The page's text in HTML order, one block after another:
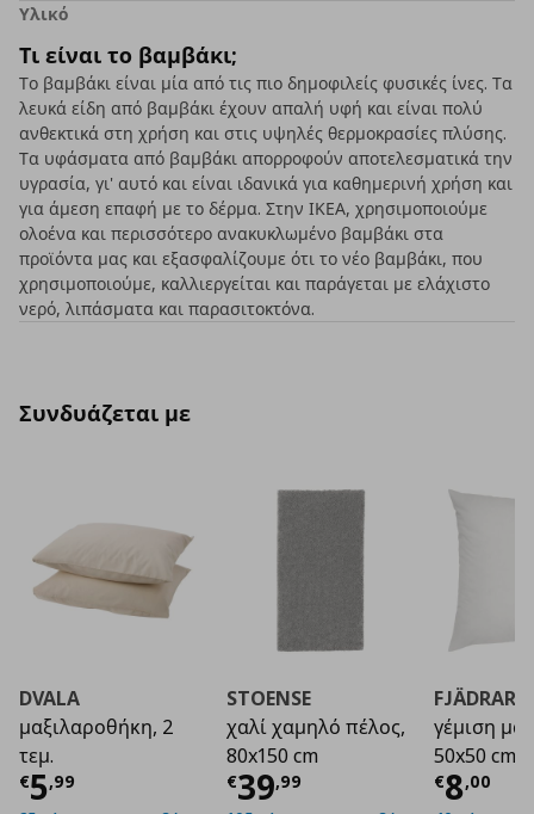
Υλικό
Τι είναι το βαμβάκι;
Το βαμβάκι είναι μία από τις πιο δημοφιλείς φυσικές ίνες. Τα
λευκά είδη από βαμβάκι έχουν απαλή υφή και είναι πολύ
ανθεκτικά στη χρήση και στις υψηλές θερμοκρασίες πλύσης.
Τα υφάσματα από βαμβάκι απορροφούν αποτελεσματικά την
υγρασία, γι' αυτό και είναι ιδανικά για καθημερινή χρήση και
για άμεση επαφή με το δέρμα. Στην ΙΚΕΑ, χρησιμοποιούμε
ολοένα και περισσότερο ανακυκλωμένο βαμβάκι στα
προϊόντα μας και εξασφαλίζουμε ότι το νέο βαμβάκι, που
χρησιμοποιούμε, καλλιεργείται και παράγεται με ελάχιστο
νερό, λιπάσματα και παρασιτοκτόνα.
Συνδυάζεται με
DVALA
μαξιλαροθήκη, 2
τεμ.
€5,99
Τρέχουσα τιμή€ 5,99
STOENSE
χαλί χαμηλό πέλος,
80x150 cm
€39,99
Τρέχουσα τιμή€
FJÄDRAR
γέμιση
50x50 cm
€8,00